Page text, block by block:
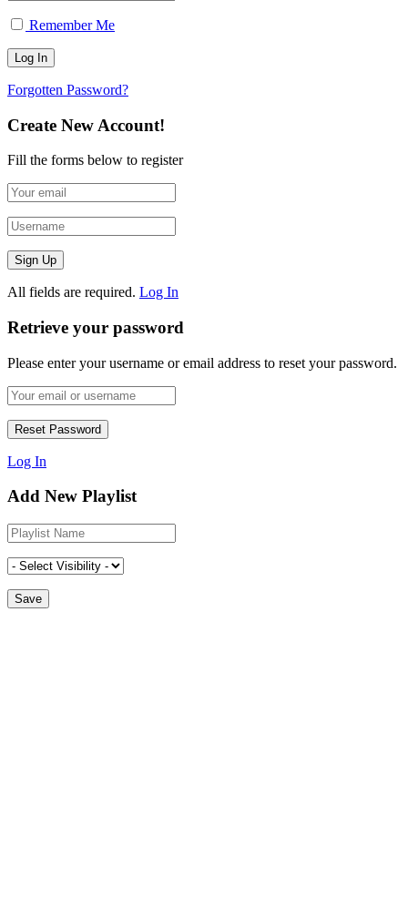
Remember Me
Forgotten Password?
Create New Account!
Fill the forms below to register
All fields are required. Log In
Retrieve your password
Please enter your username or email address to reset your password.
Log In
Add New Playlist